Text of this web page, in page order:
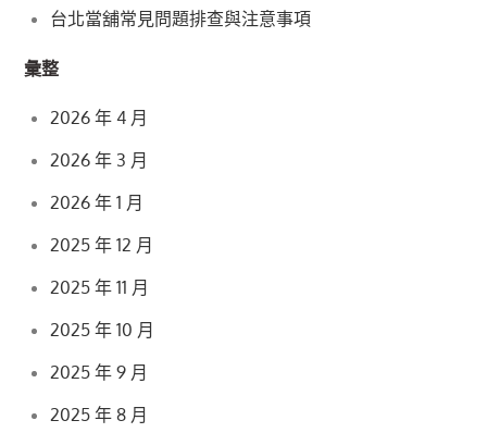
台北當舖常見問題排查與注意事項
彙整
2026 年 4 月
2026 年 3 月
2026 年 1 月
2025 年 12 月
2025 年 11 月
2025 年 10 月
2025 年 9 月
2025 年 8 月